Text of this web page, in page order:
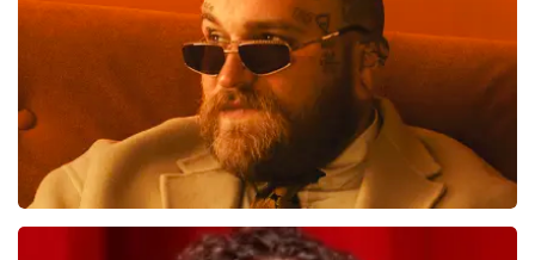
BESTEL NU
Teddy Swims